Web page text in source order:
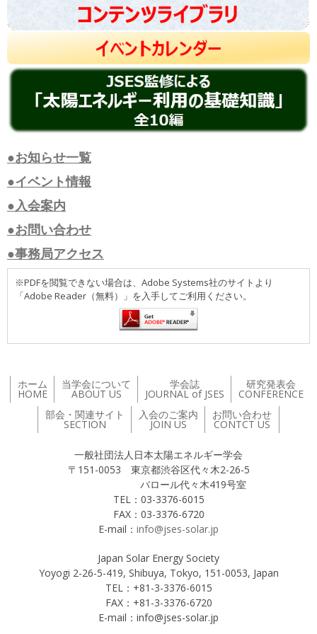
●お知らせ一覧
●イベント情報
●入会案内
●お問い合わせ
●事務局アクセス
※PDFを閲覧できない場合は、Adobe Systems社のサイトより
「Adobe Reader（無料）」を入手してご利用ください。
ホーム
HOME
当学会について
ABOUT US
学会誌
JOURNAL of JSES
研究発表会
CONFERENCE
部会・関連サイト
SECTION
入会のご案内
JOIN US
お問い合わせ
CONTCT US
一般社団法人日本太陽エネルギー学会
〒151-0053 東京都渋谷区代々木2-26-5
バロール代々木419号室
TEL：03-3376-6015
FAX：03-3376-6720
E-mail： info@jses-solar.jp
Japan Solar Energy Society
Yoyogi 2-26-5-419, Shibuya, Tokyo, 151-0053, Japan
TEL：+81-3-3376-6015
FAX：+81-3-3376-6720
E-mail：info@jses-solar.jp